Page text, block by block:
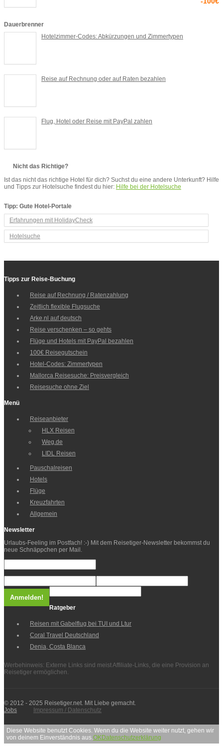
Dauerbrenner
Hotelzimmer-Codes: Abkürzungen und Zimmertypen
Reise auf Rechnung oder auf Raten bezahlen
Flug, Hotel oder Reise mit PayPal zahlen
Nicht das Richtige?
Ist das nicht das richtige Hotel für dich? Suchst du eine andere Unterkunft? Hilfe
und Tipps zur Hotelsuche findest du hier: Hilfe bei der Hotelsuche
Tipp: Gute Hotel-Portale
Erfahrungen mit HolidayCheck
Hotelsuche
Tipps zur Reise-Buchung
Reise auf Rechnung / Ratenzahlung
Zeitlich flexible Flugsuche
Arke.nl auf deutsch
Reise verschenken – so gehts
Flüge und Hotels mit PayPal bezahlen
100€ Reisegutschein
Hotel-Codes: Zimmertypen
Mallorca Reisesuche: Preisvergleich
Reisesuche ohne Ziel
Menü
Reiseanbieter
HLX Reisen
Weg.de
LIDL Reisen
Pauschalreisen
Hotels
Flüge
Kreuzfahrten
Allgemein
Newsletter
Urlaubs-Feeling im Postfach! :-) Mit dem Reisetiger-Newsletter bekommst du
neue Schnäppchen per Mail.
Ratgeber
Reisen mit Gabelflug bei TUI und Ltur
Coral Travel Deutschland
Denia, Costa Blanca
Werbehinweis: Externe Links sind meist Affiliate-Links, die eine Provision an
Reisetiger ermöglichen.
© 2012 - 2025 Reisetiger.net. Mit Liebe gemacht.
Jobs
Impressum / Datenschutz
Diese Website benutzt Cookies. Wenn du die Website weiter nutzt, gehen wir
von deinem Einverständnis aus. OKDatenschutzerklärung